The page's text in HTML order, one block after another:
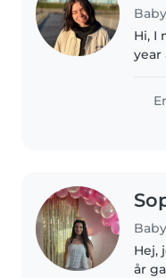
Hi, I
year
Hej,
år